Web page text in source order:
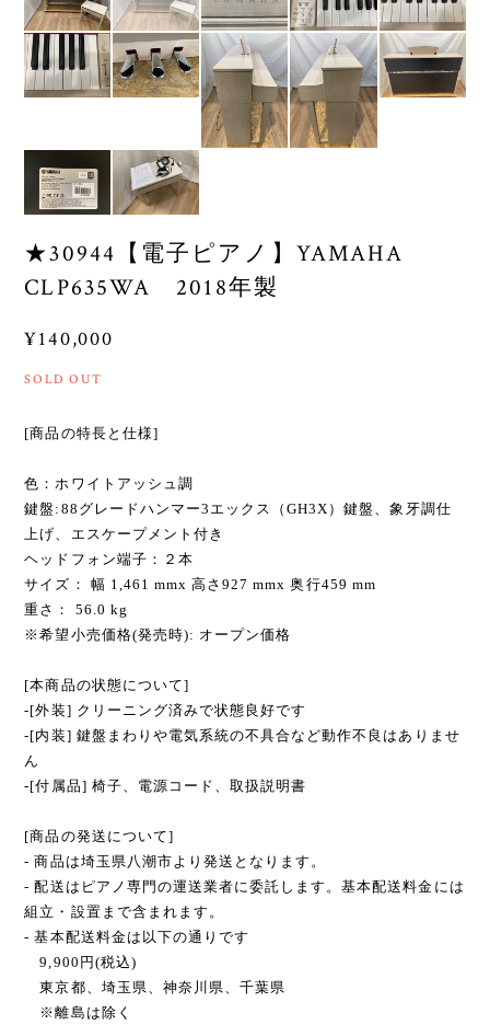
★30944【電子ピアノ】YAMAHA
CLP635WA 2018年製
¥140,000
SOLD OUT
[商品の特長と仕様]
色：ホワイトアッシュ調
鍵盤:88グレードハンマー3エックス（GH3X）鍵盤、象牙調仕
上げ、エスケープメント付き
ヘッドフォン端子：２本
サイズ： 幅 1,461 mmx 高さ927 mmx 奥行459 mm
重さ： 56.0 kg
※希望小売価格(発売時): オープン価格
[本商品の状態について]
-[外装] クリーニング済みで状態良好です
-[内装] 鍵盤まわりや電気系統の不具合など動作不良はありませ
ん
-[付属品] 椅子、電源コード、取扱説明書
[商品の発送について]
- 商品は埼玉県八潮市より発送となります。
- 配送はピアノ専門の運送業者に委託します。基本配送料金には
組立・設置まで含まれます。
- 基本配送料金は以下の通りです
9,900円(税込)
東京都、埼玉県、神奈川県、千葉県
※離島は除く